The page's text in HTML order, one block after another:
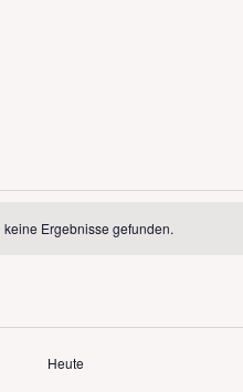
keine Ergebnisse gefunden.
Heute